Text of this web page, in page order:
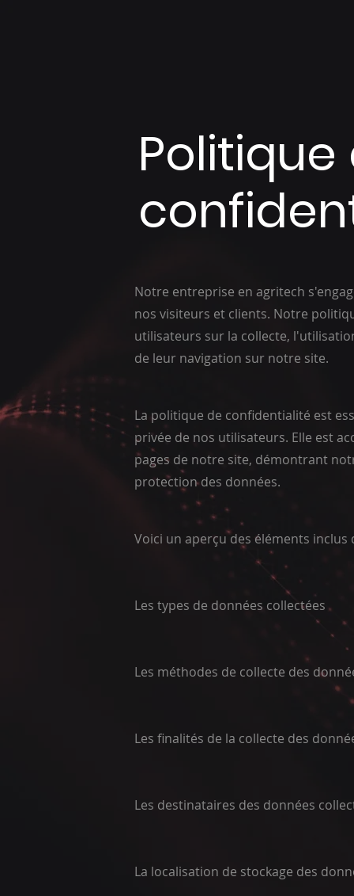
Politique
Notre entreprise en agritech
nos visiteurs et clients. Notre
utilisateurs sur la collecte,
de leur navigation sur notre site.
La politique de confidentialité est
privée de nos utilisateurs. Elle est
pages de notre site, démontrant
protection des données.
Voici un aperçu des éléments
Les types de données collectées
Les méthodes de collecte des
Les finalités de la collecte des
Les destinataires des données
La localisation de stockage des